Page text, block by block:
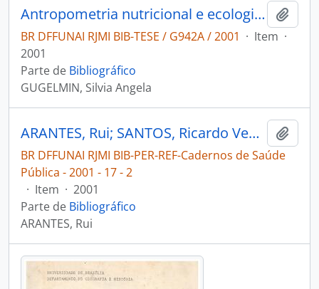
Antropometria nutricional e ecologia humana dos Xavántes de Sangradouro-Volta Grande Mato Grosso
BR DFFUNAI RJMI BIB-TESE / G942A / 2001 · Item ·
2001
Parte de Bibliográfico
GUGELMIN, Silvia Angela
ARANTES, Rui; SANTOS, Ricardo Ventura; COIMBRA JR, Carlos E. A.. Saúde bucal na população indígena Xavante de Pimentel Barbosa, Mato Grosso, Brasil [Cadernos de Saúde Pública]
BR DFFUNAI RJMI BIB-PER-REF-Cadernos de Saúde
Pública - 2001 - 17 - 2
· Item · 2001
Parte de Bibliográfico
ARANTES, Rui